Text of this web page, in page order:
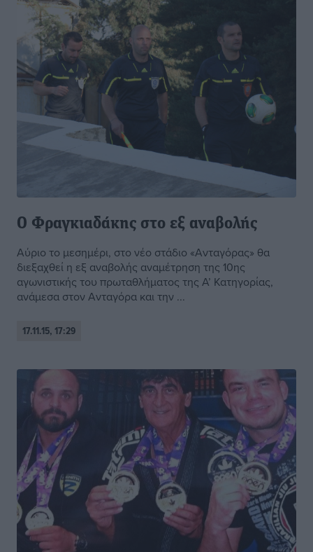
Ο Φραγκιαδάκης στο εξ αναβολής
Αύριο το μεσημέρι, στο νέο στάδιο «Ανταγόρας» θα
διεξαχθεί η εξ αναβολής αναμέτρηση της 10ης
αγωνιστικής του πρωταθλήματος της Α’ Κατηγορίας,
ανάμεσα στον Ανταγόρα και την ...
17.11.15, 17:29